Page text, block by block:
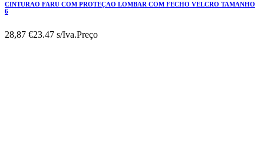
CINTURAO FARU COM PROTEÇAO LOMBAR COM FECHO VELCRO TAMANHO
6
28,87 €23.47 s/Iva.Preço